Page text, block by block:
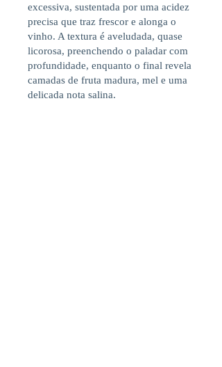
excessiva, sustentada por uma acidez
precisa que traz frescor e alonga o
vinho. A textura é aveludada, quase
licorosa, preenchendo o paladar com
profundidade, enquanto o final revela
camadas de fruta madura, mel e uma
delicada nota salina.